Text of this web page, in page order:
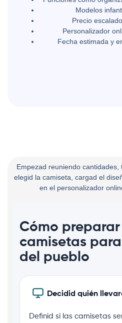
Modelos
Precio
Personalizador
Fecha estimada y
Empezad reuniendo
elegid la camiseta, cargad el
en el personalizador
Cómo
camisetas
del pueblo
Decidid quién
Definid si las camisetas